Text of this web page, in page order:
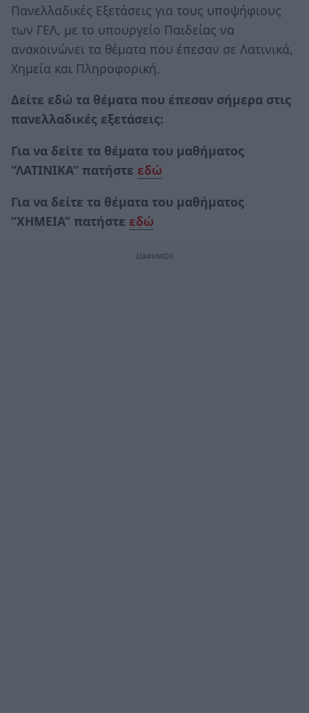
Πανελλαδικές Εξετάσεις για τους υποψήφιους
των ΓΕΛ, με το υπουργείο Παιδείας να
ανακοινώνει τα θέματα που έπεσαν σε Λατινικά,
Χημεία και Πληροφορική.
Δείτε εδώ τα θέματα που έπεσαν σήμερα στις
πανελλαδικές εξετάσεις:
Για να δείτε τα θέματα του μαθήματος
“ΛΑΤΙΝΙΚΑ” πατήστε εδώ
Για να δείτε τα θέματα του μαθήματος
“ΧΗΜΕΙΑ” πατήστε εδώ